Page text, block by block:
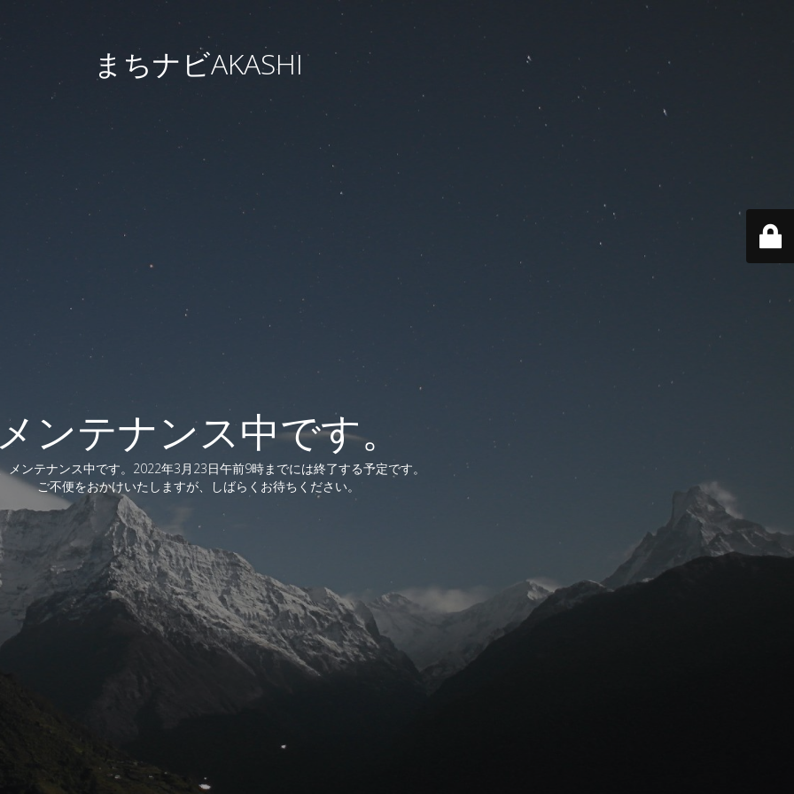
まちナビAKASHI
ンテナンス中です。
メンテナンス中です。2022年3月23日午前9時までには終了する予定です。
ご不便をおかけいたしますが、しばらくお待ちください。